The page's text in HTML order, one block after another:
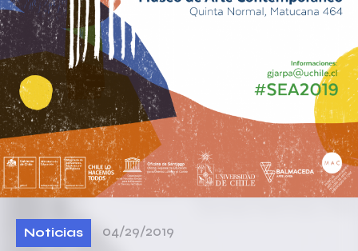
Noticias 04/29/2019